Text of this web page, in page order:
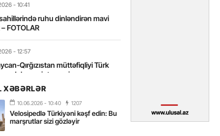
- 10:41
ruhu dinləndirən mavi
FOTOLAR
- 12:57
Qırğızıstan müttəfiqliyi Türk
daha sıx inteqrasiyasına
- 10:18
Üzgüçülük Yarışı 38-ci
XƏBƏRLƏR
10.06.2026 - 10:40 1207
Velosipedlə Türkiyəni kəşf edin: Bu
marşrutlar sizi gözləyir